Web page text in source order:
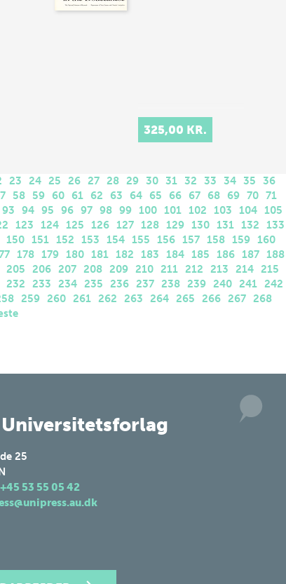
325,00 KR.
23 24 25 26 27 28 29 30 31 32 33 34 35
36
58 59 60 61 62 63 64 65 66 67 68 69 70 71
93 94 95 96 97 98 99 100 101 102 103 104 105
123 124 125 126 127 128 129 130 131 132
133
150 151 152 153 154 155 156 157 158 159 160
178 179 180 181 182 183 184 185 186 187 188
205 206 207 208 209 210 211 212 213 214 215
232 233 234 235 236 237 238 239 240 241 242
259 260 261 262 263 264 265 266 267 268
25
+45 53 55 05 42